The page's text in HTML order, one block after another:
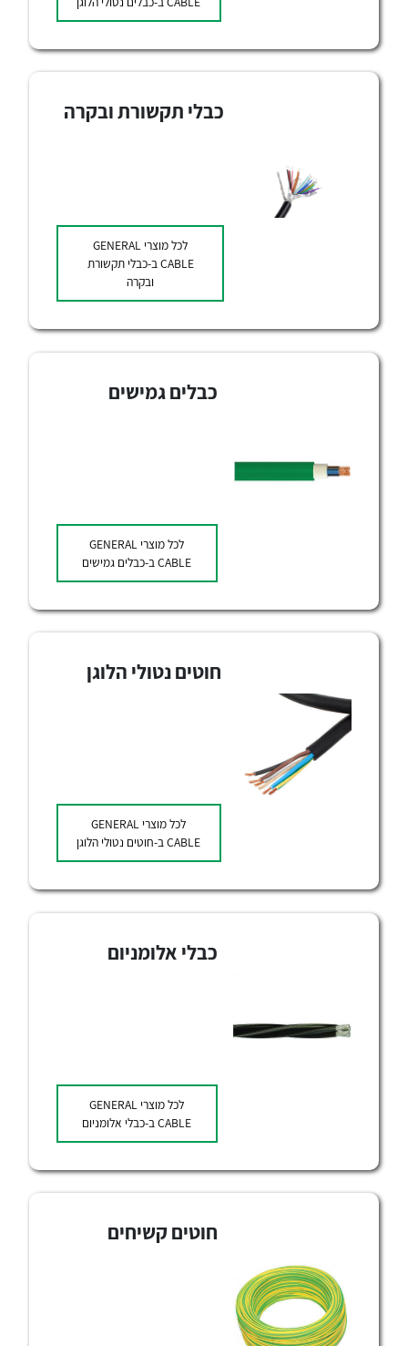
נקודות מכירה
לכל מוצרי היצרן
לכל מוצרי היצרן לכל מוצרי היצרן
לכל מוצרי היצרן
לכל מוצרי היצרן לכל מוצרי היצרן
לכל מוצרי היצרן
כבלי תקשורת ובקרה
לכל מוצרי GENERAL
CABLEב-כבלי תקשורת
ובקרה
כבלים גמישים
לכל מוצרי GENERAL
CABLEב-כבלים גמישים
חוטים נטולי הלוגן
לכל מוצרי GENERAL
CABLEב-חוטים נטולי הלוגן
כבלי אלומניום
לכל מוצרי GENERAL
CABLEב-כבלי אלומניום
חוטים קשיחים